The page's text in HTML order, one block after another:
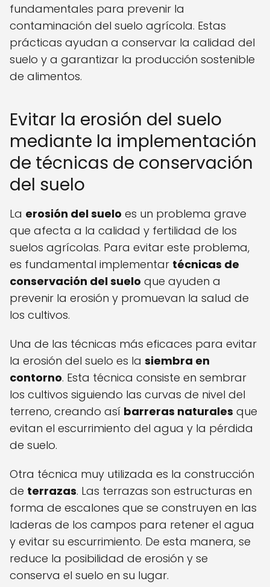
fundamentales para prevenir la
contaminación del suelo agrícola. Estas
prácticas ayudan a conservar la calidad del
suelo y a garantizar la producción sostenible
de alimentos.
Evitar la erosión del suelo
mediante la implementación
de técnicas de conservación
del suelo
La erosión del suelo es un problema grave
que afecta a la calidad y fertilidad de los
suelos agrícolas. Para evitar este problema,
es fundamental implementar técnicas de
conservación del suelo que ayuden a
prevenir la erosión y promuevan la salud de
los cultivos.
Una de las técnicas más eficaces para evitar
la erosión del suelo es la siembra en
contorno. Esta técnica consiste en sembrar
los cultivos siguiendo las curvas de nivel del
terreno, creando así barreras naturales que
evitan el escurrimiento del agua y la pérdida
de suelo.
Otra técnica muy utilizada es la construcción
de terrazas. Las terrazas son estructuras en
forma de escalones que se construyen en las
laderas de los campos para retener el agua
y evitar su escurrimiento. De esta manera, se
reduce la posibilidad de erosión y se
conserva el suelo en su lugar.